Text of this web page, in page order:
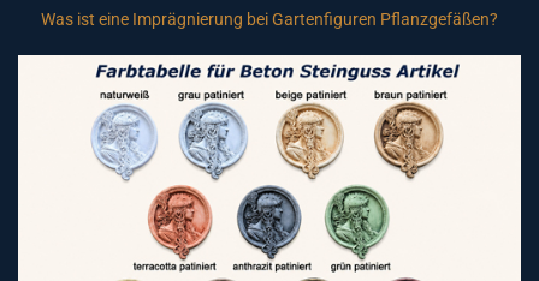
Was ist eine Imprägnierung bei Gartenfiguren Pflanzgefäßen?